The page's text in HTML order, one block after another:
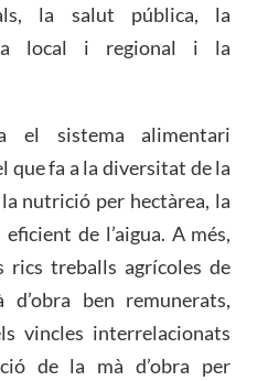
la salut pública, la
local i regional i la
el sistema alimentari
fa a la diversitat de la
nutrició per hectàrea, la
de l’aigua. A més,
rics treballs agrícoles de
ben remunerats,
vincles interrelacionats
de la mà d’obra per